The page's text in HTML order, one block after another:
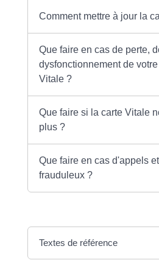
Comment mettre à jour la
Que faire en cas de perte,
dysfonctionnement de
Vitale ?
Que faire si la carte Vitale
plus ?
Que faire en cas d'appels
frauduleux ?
Textes de référence